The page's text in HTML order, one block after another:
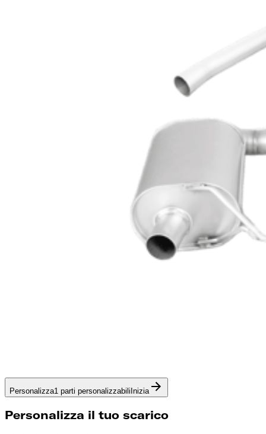
Personalizza1 parti personalizzabiliInizia
Personalizza il tuo scarico